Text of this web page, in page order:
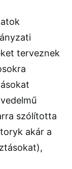
terveznek
szólította
akár a